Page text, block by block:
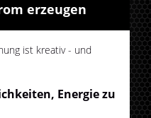
erzeugen
ist kreativ - und
Energie zu